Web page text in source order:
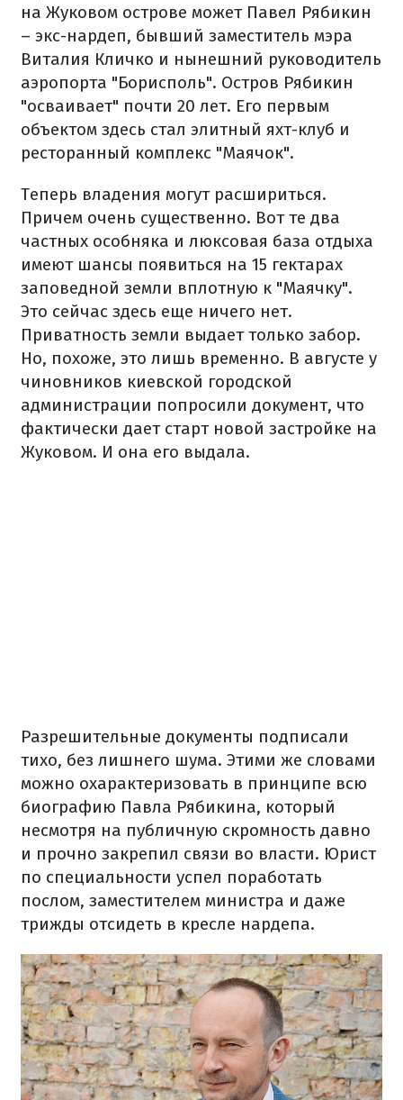
на Жуковом острове может Павел Рябикин
– экс-нардеп, бывший заместитель мэра
Виталия Кличко и нынешний руководитель
аэропорта "Борисполь". Остров Рябикин
"осваивает" почти 20 лет. Его первым
объектом здесь стал элитный яхт-клуб и
ресторанный комплекс "Маячок".
Теперь владения могут расшириться.
Причем очень существенно. Вот те два
частных особняка и люксовая база отдыха
имеют шансы появиться на 15 гектарах
заповедной земли вплотную к "Маячку".
Это сейчас здесь еще ничего нет.
Приватность земли выдает только забор.
Но, похоже, это лишь временно. В августе у
чиновников киевской городской
администрации попросили документ, что
фактически дает старт новой застройке на
Жуковом. И она его выдала.
Разрешительные документы подписали
тихо, без лишнего шума. Этими же словами
можно охарактеризовать в принципе всю
биографию Павла Рябикина, который
несмотря на публичную скромность давно
и прочно закрепил связи во власти. Юрист
по специальности успел поработать
послом, заместителем министра и даже
трижды отсидеть в кресле нардепа.